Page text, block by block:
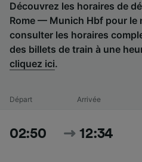
Découvrez les horaires de
Rome — Munich Hbf pour le
consulter les horaires
des billets de train à une
cliquez ici.
Départ Arrivée
02:50 12:34